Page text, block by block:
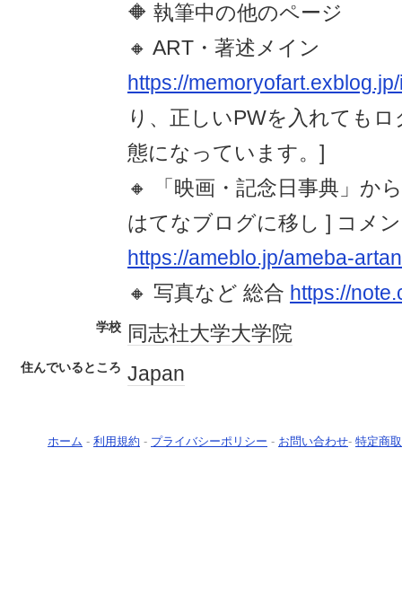
🔶 執筆中の他のページ
🔸 ART・著述メイン
https://
り、正しいPWを入れても
態になっています。]
🔸 「映画・記念日事典」か
はてなブログに移し ] コメ
https://ameblo.jp/ameba-
🔸 写真など 総合 https://
学校 同志社大学大学院
住んでいるところ Japan
ホーム - 利用規約 - プライバシーポリシー - お問い合わせ- 特定商